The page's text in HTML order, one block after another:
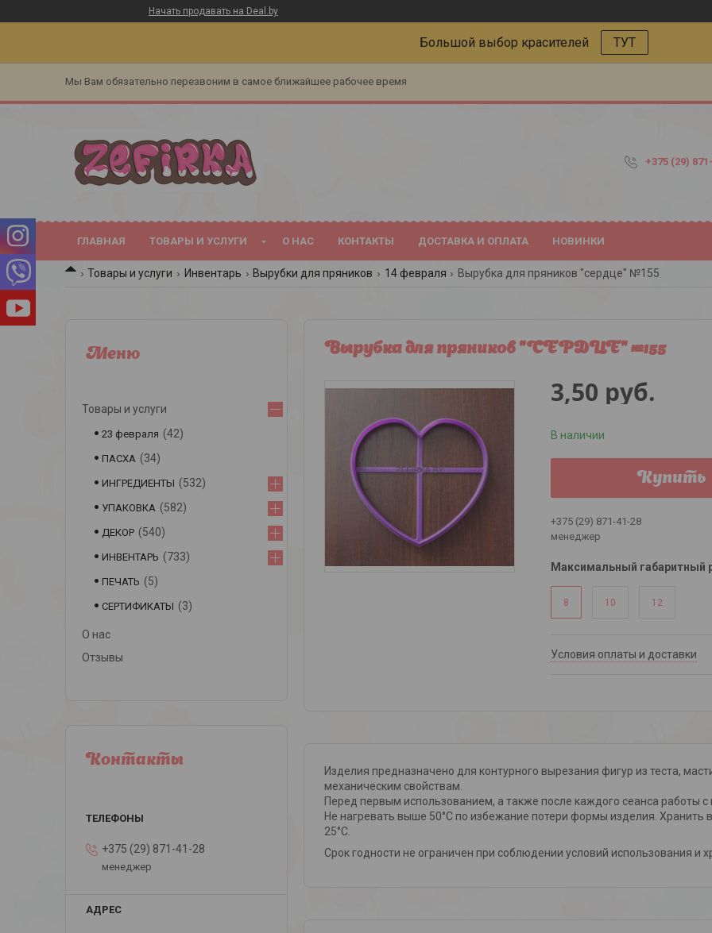
Начать продавать на Deal.by
Большой выбор красителей ТУТ
Мы Вам обязательно перезвоним в самое ближайшее рабочее время
+375 (29)
ГЛАВНАЯ ТОВАРЫ И УСЛУГИ О НАС КОНТАКТЫ ДОСТАВКА И ОПЛАТА НОВИНКИ
Товары и услуги Инвентарь Вырубки для пряников 14 февраля Вырубка для пряников "сердце" №155
Вырубка для пряников "СЕРДЦЕ" №155
3,50 руб.
В наличии
Купить
+375 (29) 871-41-28
менеджер
Максимальный габаритный
8 10 12
Условия оплаты и доставки
Изделия предназначено для контурного вырезания фигур из теста,
механическим свойствам.
Перед первым использованием, а также после каждого сеанса работы
Не нагревать выше 50°С по избежание потери формы изделия. Хранить
25°С.
Срок годности не ограничен при соблюдении условий использования и
Товары и услуги
23 февраля 42
ПАСХА 34
ИНГРЕДИЕНТЫ 532
УПАКОВКА 582
ДЕКОР 540
ИНВЕНТАРЬ 733
ПЕЧАТЬ 5
СЕРТИФИКАТЫ 3
О нас
Отзывы
Контакты
+375 (29) 871-41-28
менеджер